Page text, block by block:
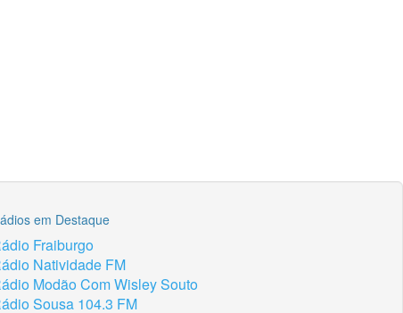
em Destaque
Fraiburgo
Natividade FM
Modão Com Wisley Souto
Sousa 104.3 FM